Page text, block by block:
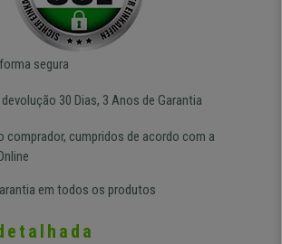
segura
30 Dias, 3 Anos de Garantia
comprador, cumpridos de acordo com a
em todos os produtos